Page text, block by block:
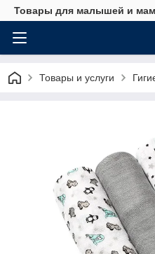
Товары для малышей и мам
Товары и услуги